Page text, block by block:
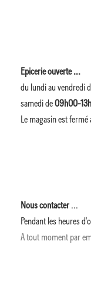
Epicerie ouverte ...
du lundi au vendredi
samedi de09h00-
Le magasin est
Nous contacter...
Pendant les heures
A tout moment par